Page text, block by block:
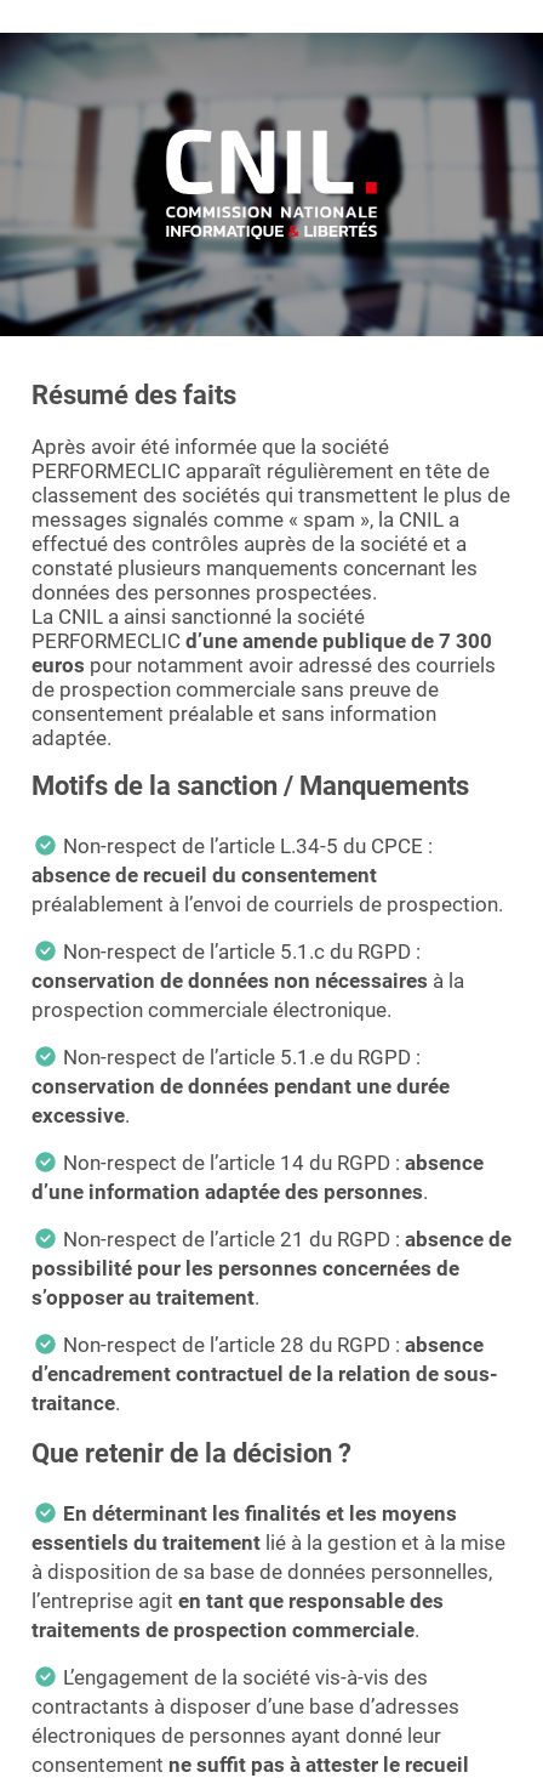
Résumé des faits
Après avoir été informée que la société
PERFORMECLIC apparaît régulièrement en tête de
classement des sociétés qui transmettent le plus de
messages signalés comme « spam », la CNIL a
effectué des contrôles auprès de la société et a
constaté plusieurs manquements concernant les
données des personnes prospectées.
La CNIL a ainsi sanctionné la société
PERFORMECLIC d’une amende publique de 7 300
euros pour notamment avoir adressé des courriels
de prospection commerciale sans preuve de
consentement préalable et sans information
adaptée.
Motifs de la sanction / Manquements
Non-respect de l’article L.34-5 du CPCE :
absence de recueil du consentement
préalablement à l’envoi de courriels de prospection.
Non-respect de l’article 5.1.c du RGPD :
conservation de données non nécessaires à la
prospection commerciale électronique.
Non-respect de l’article 5.1.e du RGPD :
conservation de données pendant une durée
excessive.
Non-respect de l’article 14 du RGPD : absence
d’une information adaptée des personnes.
Non-respect de l’article 21 du RGPD : absence de
possibilité pour les personnes concernées de
s’opposer au traitement.
Non-respect de l’article 28 du RGPD : absence
d’encadrement contractuel de la relation de sous-
traitance.
Que retenir de la décision ?
En déterminant les finalités et les moyens
essentiels du traitement lié à la gestion et à la mise
à disposition de sa base de données personnelles,
l’entreprise agit en tant que responsable des
traitements de prospection commerciale.
L’engagement de la société vis-à-vis des
contractants à disposer d’une base d’adresses
électroniques de personnes ayant donné leur
consentement ne suffit pas à attester le recueil